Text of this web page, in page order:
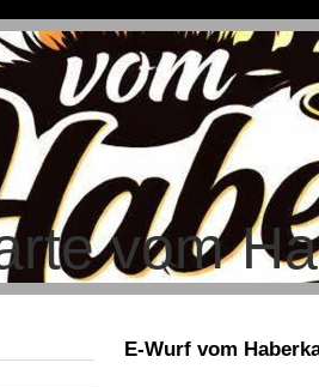
vom
E-Wurf vom